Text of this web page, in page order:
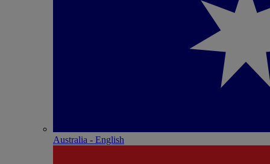
Australia - English